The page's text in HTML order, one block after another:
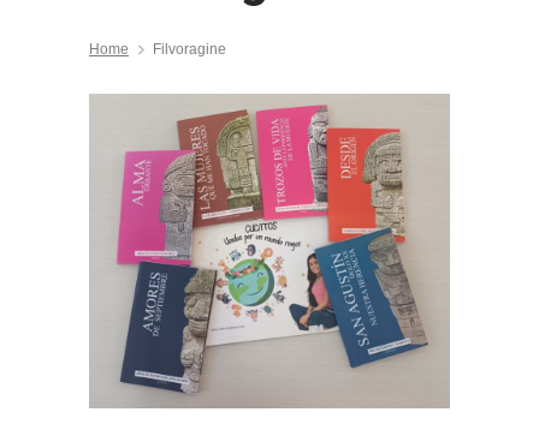
Home Filvoragine